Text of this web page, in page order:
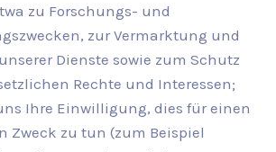
zu Forschungs- und
zur Vermarktung und
Dienste sowie zum Schutz
Rechte und Interessen;
Ihre Einwilligung, dies für einen
Zweck zu tun (zum Beispiel